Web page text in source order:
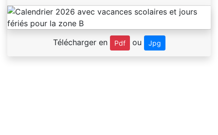
Télécharger en Pdf ou Jpg